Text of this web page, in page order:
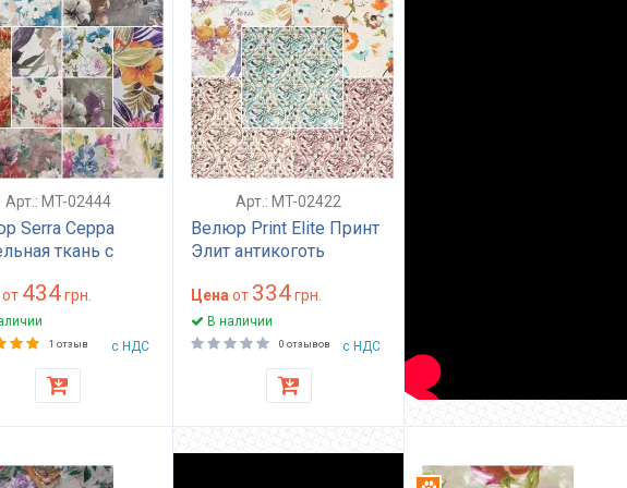
Арт.: MT-02444
Serra Серра
ткань с
циклов
для
и кресел яркая
HoReCa
от 434грн.
1 отзыв с НДС
Арт.: MT-02422
Велюр Print Elite Принт
Элит антикоготь
дивана подушек
прочная износостойкая
25000 циклов Турция
мягкая ткань
Цена от 334грн.
В наличии
0 отзывов с НДС